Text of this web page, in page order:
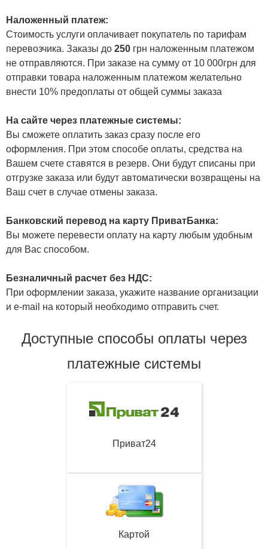
Наложенный платеж:
Стоимость услуги оплачивает покупатель по тарифам
перевозчика. Заказы до 250 грн наложенным платежом
не отправляются. При заказе на сумму от 10 000грн для
отправки товара наложенным платежом желательно
внести 10% предоплаты от общей суммы заказа
На сайте через платежные системы:
Вы сможете оплатить заказ сразу после его
оформления. При этом способе оплаты, средства на
Вашем счете ставятся в резерв. Они будут списаны при
отгрузке заказа или будут автоматически возвращены на
Ваш счет в случае отмены заказа.
Банковский перевод на карту ПриватБанка:
Вы можете перевести оплату на карту любым удобным
для Вас способом.
Безналичный расчет без НДС:
При оформлении заказа, укажите название организации
и e-mail на который необходимо отправить счет.
Доступные способы оплаты через
платежные системы
Приват24
Картой